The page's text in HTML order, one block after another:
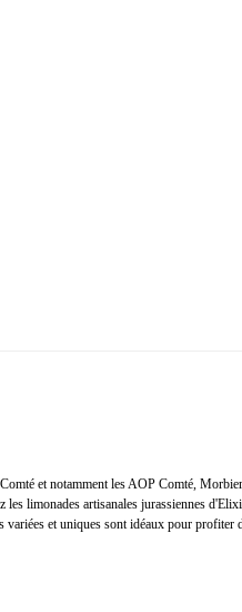
et notamment les AOP Comté,
limonades artisanales jurassiennes
et uniques sont idéaux pour profiter